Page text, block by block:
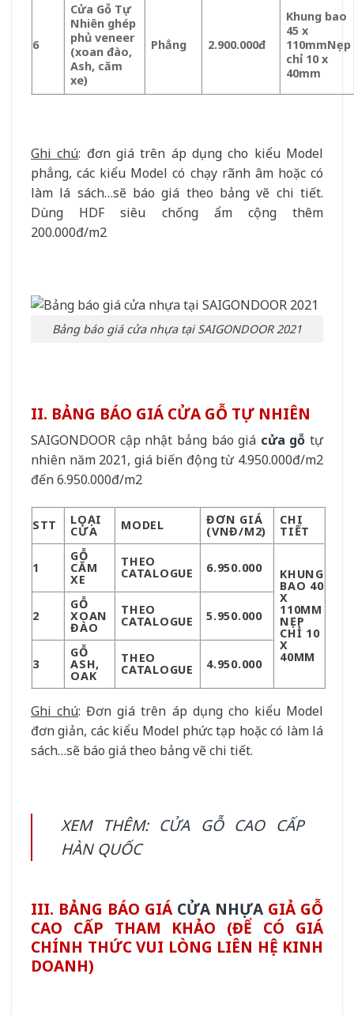
6
Cửa Gỗ Tự
Nhiên ghép
phủ veneer
(xoan đào,
Ash, căm
xe)
Phẳng 2.900.000đ
Khung bao
45 x
110mmNẹp
chỉ 10 x
40mm
Ghi chú: đơn giá trên áp dụng cho kiểu Model
phẳng, các kiểu Model có chạy rãnh âm hoặc có
làm lá sách…sẽ báo giá theo bảng vẽ chi tiết.
Dùng HDF siêu chống ẩm cộng thêm
200.000đ/m2
Bảng báo giá cửa nhựa tại SAIGONDOOR 2021
II. BẢNG BÁO GIÁ CỬA GỖ TỰ NHIÊN
SAIGONDOOR cập nhật bảng báo giá cửa gỗ tự
nhiên năm 2021, giá biến động từ 4.950.000đ/m2
đến 6.950.000đ/m2
STT LOẠI
CỬA MODEL ĐƠN GIÁ
(VNĐ/M2)
CHI
TIẾT
1
GỖ
CĂM
XE
THEO
CATALOGUE 6.950.000 KHUNG
BAO 40
X
110MM
NẸP
CHỈ 10
X
40MM
2
GỖ
XOAN
ĐÀO
THEO
CATALOGUE 5.950.000
3
GỖ
ASH,
OAK
THEO
CATALOGUE 4.950.000
Ghi chú: Đơn giá trên áp dụng cho kiểu Model
đơn giản, các kiểu Model phức tạp hoặc có làm lá
sách…sẽ báo giá theo bảng vẽ chi tiết.
XEM THÊM: CỬA GỖ CAO CẤP
HÀN QUỐC
III. BẢNG BÁO GIÁ CỬA NHỰAGIẢ GỖ
CAO CẤP THAM KHẢO (ĐỂ CÓ GIÁ
CHÍNH THỨC VUI LÒNG LIÊN HỆ KINH
DOANH)